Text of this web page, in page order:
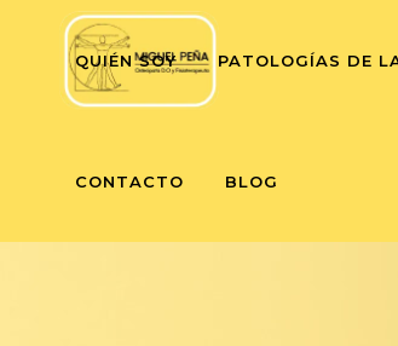
QUIÉN SOY PATOLOGÍAS DE
CONTACTO BLOG